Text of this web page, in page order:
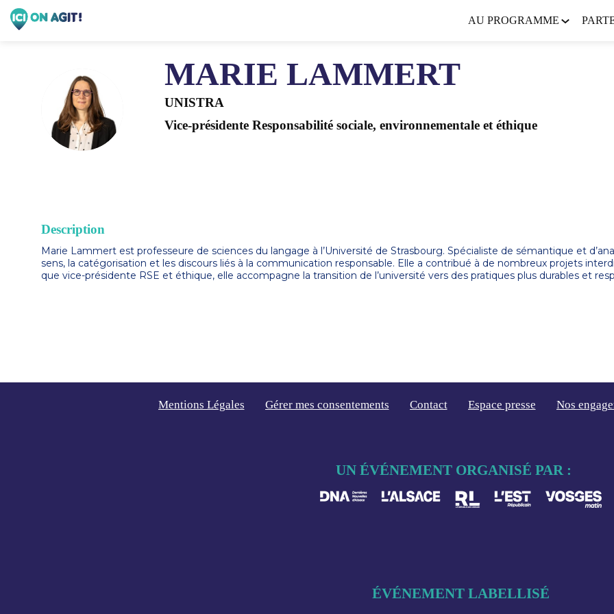
AU PROGRAMME
ML
MARIE LAMMERT
UNISTRA
Vice-présidente Responsabilité sociale, environnementale et éthique
Description
Marie Lammert est professeure de sciences du langage à l’Université de Strasbourg. Spécialiste de sémantique et
sens, la catégorisation et les discours liés à la communication responsable. Elle a contribué à de nombreux projets
UN ÉVÉNEMENT ORGANISÉ PAR :
Mentions Légales Gérer mes consentements Contact Espace presse Nos
ÉVÉNEMENT LABELLISÉ